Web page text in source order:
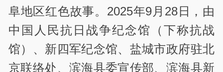
阜地区红色故事。2025年9月28日，由
中国人民抗日战争纪念馆（下称抗战
馆）、新四军纪念馆、盐城市政府驻北
京联络处、滨海县委宣传部、滨海县新